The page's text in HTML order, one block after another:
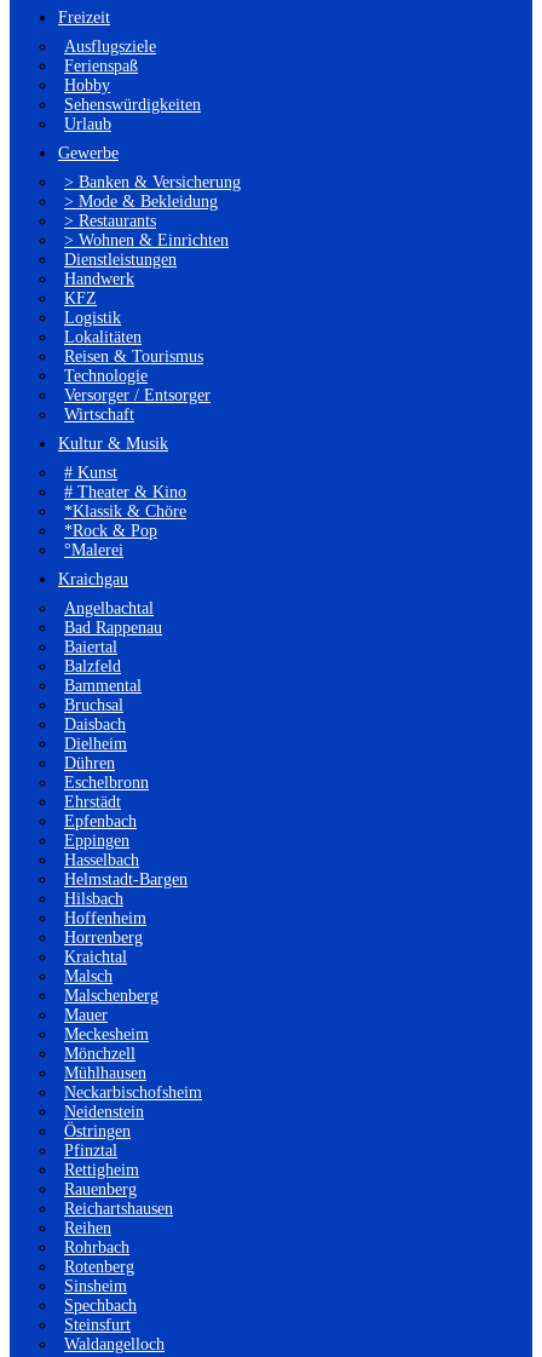
Freizeit
Ausflugsziele
Ferienspaß
Hobby
Sehenswürdigkeiten
Urlaub
Gewerbe
> Banken & Versicherung
> Mode & Bekleidung
> Restaurants
> Wohnen & Einrichten
Dienstleistungen
Handwerk
KFZ
Logistik
Lokalitäten
Reisen & Tourismus
Technologie
Versorger / Entsorger
Wirtschaft
Kultur & Musik
# Kunst
# Theater & Kino
*Klassik & Chöre
*Rock & Pop
°Malerei
Kraichgau
Angelbachtal
Bad Rappenau
Baiertal
Balzfeld
Bammental
Bruchsal
Daisbach
Dielheim
Dühren
Eschelbronn
Ehrstädt
Epfenbach
Eppingen
Hasselbach
Helmstadt-Bargen
Hilsbach
Hoffenheim
Horrenberg
Kraichtal
Malsch
Malschenberg
Mauer
Meckesheim
Mönchzell
Mühlhausen
Neckarbischofsheim
Neidenstein
Östringen
Pfinztal
Rettigheim
Rauenberg
Reichartshausen
Reihen
Rohrbach
Rotenberg
Sinsheim
Spechbach
Steinsfurt
Waldangelloch